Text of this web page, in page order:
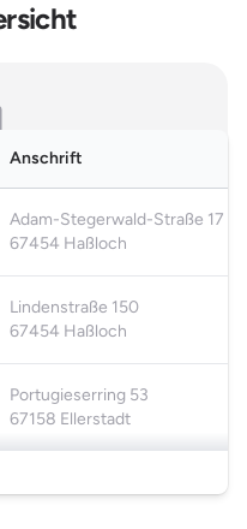
Cookies, um die Karte
öffnen
einsehbare Branchendaten.
wünschen, können Sie uns
Anschrift
Adam-Stegerwald-Straße 17
67454 Haßloch
Lindenstraße 150
67454 Haßloch
Portugieserring 53
67158 Ellerstadt